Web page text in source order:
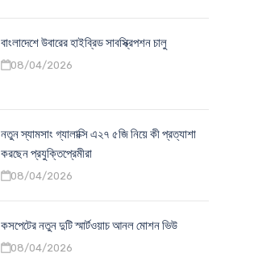
বাংলাদেশে উবারের হাইব্রিড সাবস্ক্রিপশন চালু
08/04/2026
নতুন স্যামসাং গ্যালাক্সি এ২৭ ৫জি নিয়ে কী প্রত্যাশা
করছেন প্রযুক্তিপ্রেমীরা
08/04/2026
কসপেটের নতুন দুটি স্মার্টওয়াচ আনল মোশন ভিউ
08/04/2026